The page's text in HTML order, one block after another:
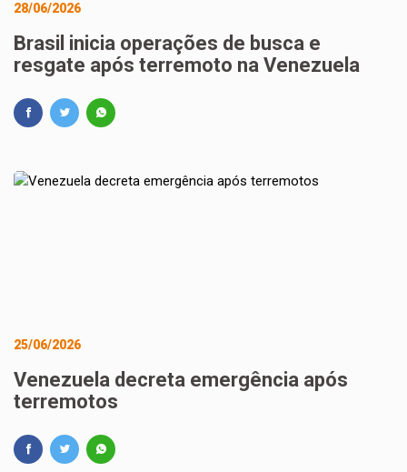
28/06/2026
Brasil inicia operações de busca e
resgate após terremoto na Venezuela
25/06/2026
Venezuela decreta emergência após
terremotos